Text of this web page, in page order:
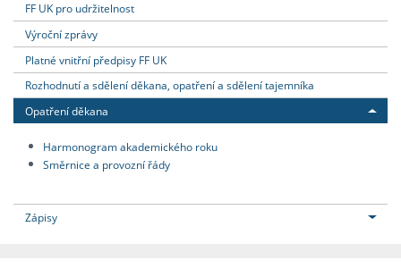
FF UK pro udržitelnost
Výroční zprávy
Platné vnitřní předpisy FF UK
Rozhodnutí a sdělení děkana, opatření a sdělení tajemníka
Opatření děkana
Harmonogram akademického roku
Směrnice a provozní řády
Zápisy